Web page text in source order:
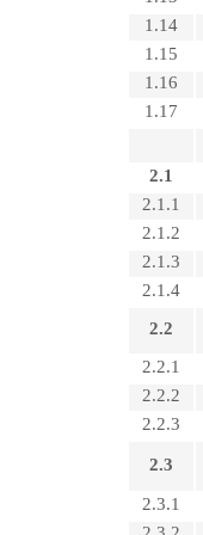
1.14
1.15
1.16
1.17
2.1
2.1.1
2.1.2
2.1.3
2.1.4
2.2
2.2.1
2.2.2
2.2.3
2.3
2.3.1